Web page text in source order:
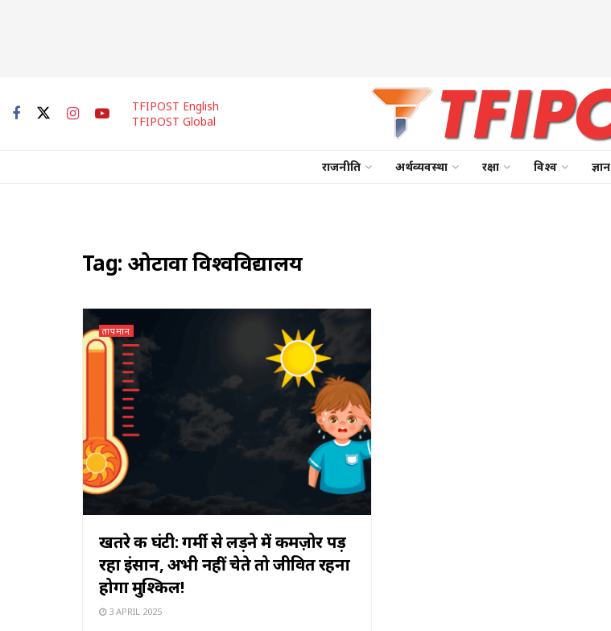
TFIPOST English
TFIPOST Global
राजनीति अर्थव्यवस्था रक्षा विश्व ज्ञान
Tag: ओटावा विश्वविद्यालय
तापमान
खतरे की घंटी: गर्मी से लड़ने में कमज़ोर पड़
रहा इंसान, अभी नहीं चेते तो जीवित रहना
होगा मुश्किल!
3 APRIL 2025